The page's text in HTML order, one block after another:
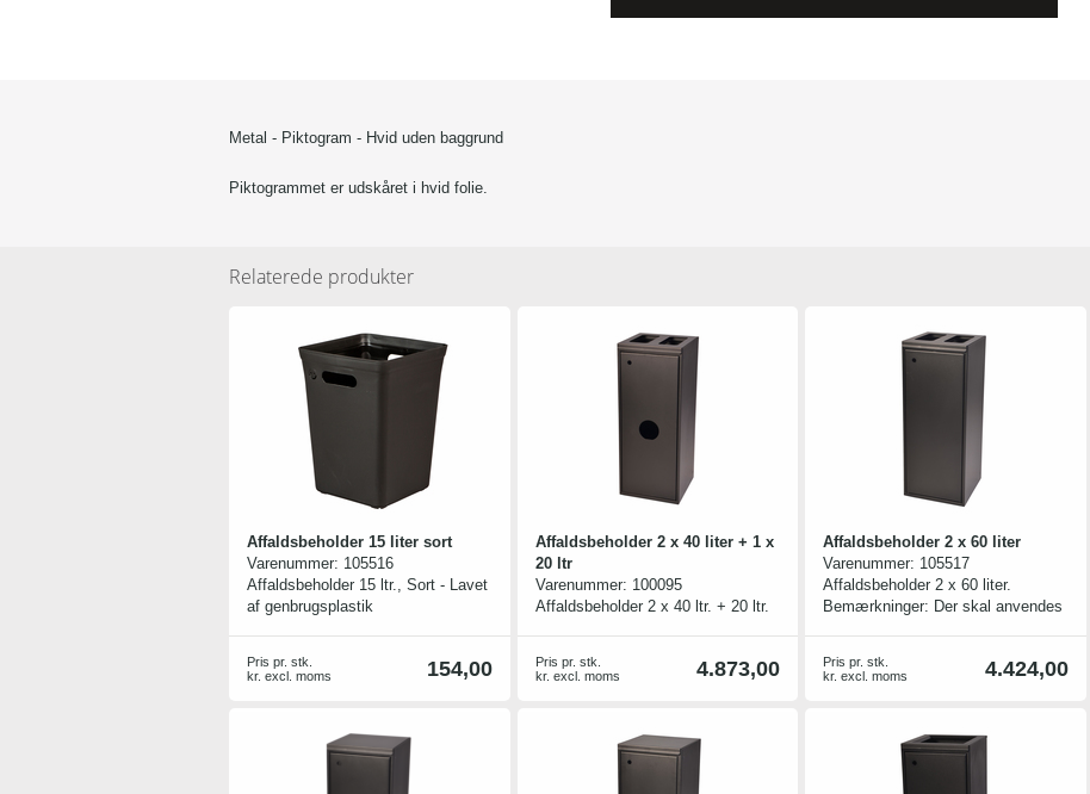
Metal - Piktogram - Hvid uden baggrund
Piktogrammet er udskåret i hvid folie.
Relaterede produkter
Affaldsbeholder 15 liter sort
Varenummer: 105516
Affaldsbeholder 15 ltr., Sort - Lavet
af genbrugsplastik
154,00
Pris pr. stk.
kr. excl. moms
Affaldsbeholder 2 x 40 liter + 1 x
20 ltr
Varenummer: 100095
Affaldsbeholder 2 x 40 ltr. + 20 ltr.
4.873,00
Pris pr. stk.
kr. excl. moms
Affaldsbeholder 2 x 60 liter
Varenummer: 105517
Affaldsbeholder 2 x 60 liter.
Bemærkninger: Der skal anvendes
til sammenkobling af evt. flere
4.424,00
Pris pr. stk.
kr. excl. moms